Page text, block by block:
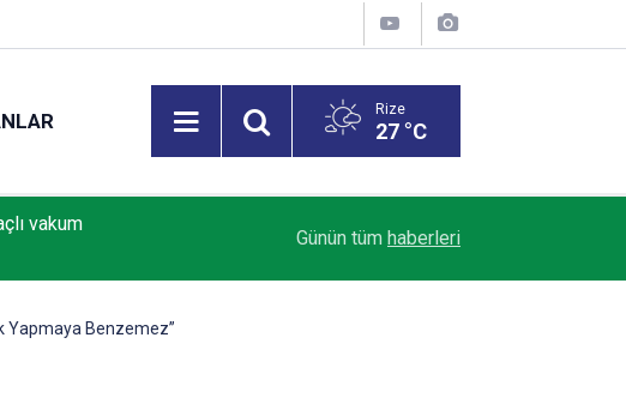
Rize
27 °C
vakum
MSB: Terörsüz Türkiye, bölgesel istikrara
Günün tüm haberleri
Yapmaya Benzemez”